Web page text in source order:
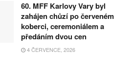
60. MFF Karlovy Vary byl
zahájen chůzí po červeném
koberci, ceremoniálem a
předáním dvou cen
4 ČERVENCE, 2026